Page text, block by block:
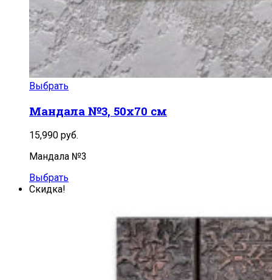
Выбрать
Мандала №3, 50х70 см
15,990 руб.
Мандала №3
Выбрать
Скидка!